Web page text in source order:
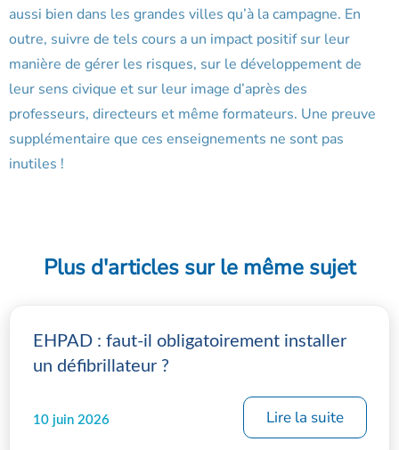
aussi bien dans les grandes villes qu’à la campagne. En
outre, suivre de tels cours a un impact positif sur leur
manière de gérer les risques, sur le développement de
leur sens civique et sur leur image d’après des
professeurs, directeurs et même formateurs. Une preuve
supplémentaire que ces enseignements ne sont pas
inutiles !
Plus d'articles sur le même sujet
EHPAD : faut-il obligatoirement installer
un défibrillateur ?
10 juin 2026 Lire la suite